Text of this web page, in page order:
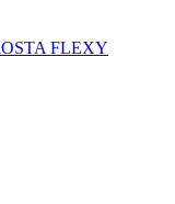
FLEXY